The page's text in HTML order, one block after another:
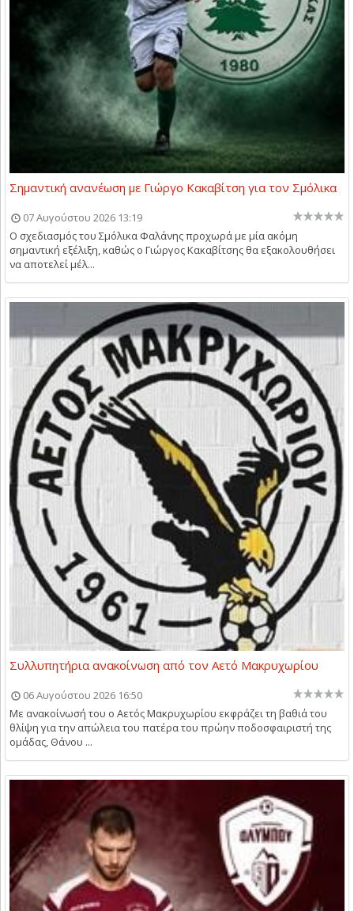
Σημαντική ανανέωση με Γιώργο Κακαβίτση για τον Σμόλικα
07 Αυγούστου 2026 13:19
Ο σχεδιασμός του Σμόλικα Φαλάνης προχωρά με μία ακόμη
σημαντική εξέλιξη, καθώς ο Γιώργος Κακαβίτσης θα εξακολουθήσει
να αποτελεί μέλ...
Συλλυπητήρια ανακοίνωση από τον Αετό Μακρυχωρίου
06 Αυγούστου 2026 16:50
Με ανακοίνωσή του ο Αετός Μακρυχωρίου εκφράζει τη βαθιά του
θλίψη για την απώλεια του πατέρα του πρώην ποδοσφαιριστή της
ομάδας, Θάνου ...